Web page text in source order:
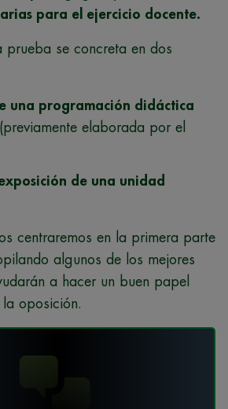
para el ejercicio docente.
prueba se concreta en dos
una programación didáctica
elaborada por el
de una unidad
centraremos en la primera parte
algunos de los mejores
a hacer un buen papel
oposición.